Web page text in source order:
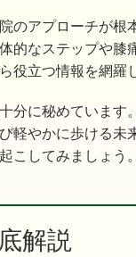
アプローチが根
的なステップや膝
役立つ情報を網羅
分に秘めています
軽やかに歩ける未
こしてみましょう。
解説